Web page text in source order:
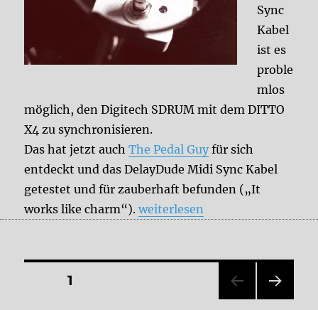
Sync
Kabel
ist es
proble
mlos
möglich, den Digitech SDRUM mit dem DITTO
X4 zu synchronisieren.
Das hat jetzt auchThe Pedal Guy für sich
entdeckt und das DelayDude Midi Sync Kabel
getestet und für zauberhaft befunden („It
works like charm“).„Das DelayDude Midi Sync
weiterlesen
Seitennummerierung
SEITE1